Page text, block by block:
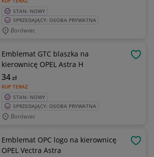
STAN: NOWY
SPRZEDAJĄCY: OSOBA PRYWATNA
Borówiec
Emblemat GTC blaszka na
kierownicę OPEL Astra H
KUP TERAZ
34zł
STAN: NOWY
SPRZEDAJĄCY: OSOBA PRYWATNA
Borówiec
Emblemat OPC logo na kierownicę
OPEL Vectra Astra